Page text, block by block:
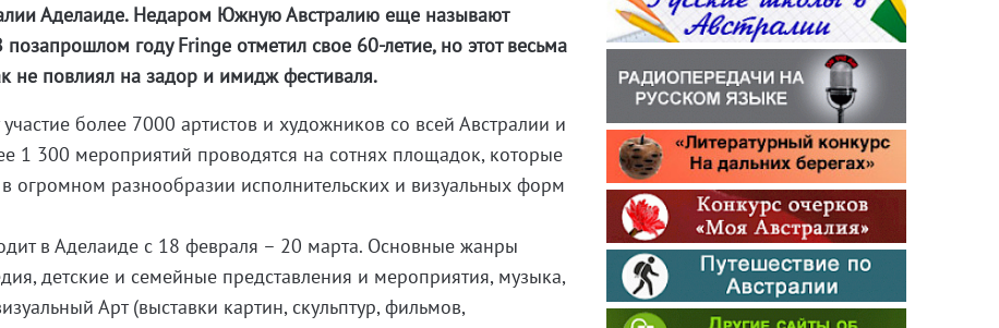
Аделаиде. Недаром Южную Австралию еще называют
году Fringe отметил свое 60-летие, но этот весьма
не повлиял на задор и имидж фестиваля.
более 7000 артистов и художников со всей Австралии и
1 300 мероприятий проводятся на сотнях площадок, которые
огромном разнообразии исполнительских и визуальных форм
в Аделаиде с 18 февраля – 20 марта. Основные жанры
детские и семейные представления и мероприятия, музыка,
Арт (выставки картин, скульптур, фильмов,